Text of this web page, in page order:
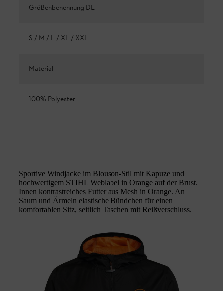
Größenbenennung DE
S / M / L / XL / XXL
Material
100% Polyester
Sportive Windjacke im Blouson-Stil mit Kapuze und
hochwertigem STIHL Weblabel in Orange auf der Brust.
Innen kontrastreiches Futter aus Mesh in Orange. An
Saum und Ärmeln elastische Bündchen für einen
komfortablen Sitz, seitlich Taschen mit Reißverschluss.